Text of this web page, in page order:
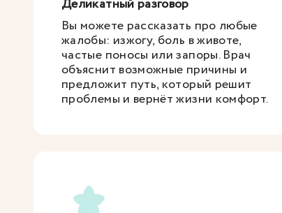
Деликатный разговор
Вы можете рассказать про любые
жалобы: изжогу, боль в животе,
частые поносы или запоры. Врач
объяснит возможные причины и
предложит путь, который решит
проблемы и вернёт жизни комфорт.